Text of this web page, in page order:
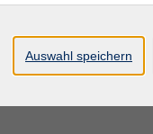
Auswahl speichern